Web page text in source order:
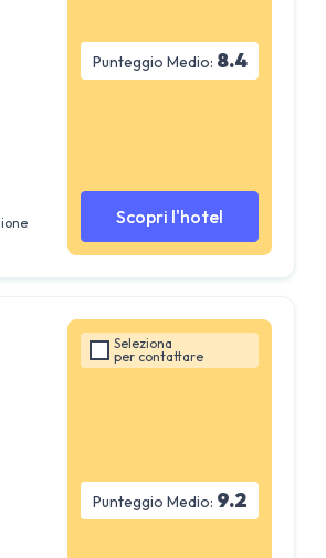
Punteggio Medio: 8.4
Scopri l'hotel
Seleziona
per contattare
Punteggio Medio: 9.2